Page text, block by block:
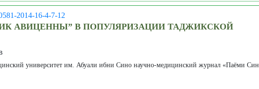
2014-16-4-7-12
АВИЦЕННЫ” В ПОПУЛЯРИЗАЦИИ ТАДЖИКСКОЙ
университет им. Абуали ибни Сино научно-медицинский журнал «Паёми